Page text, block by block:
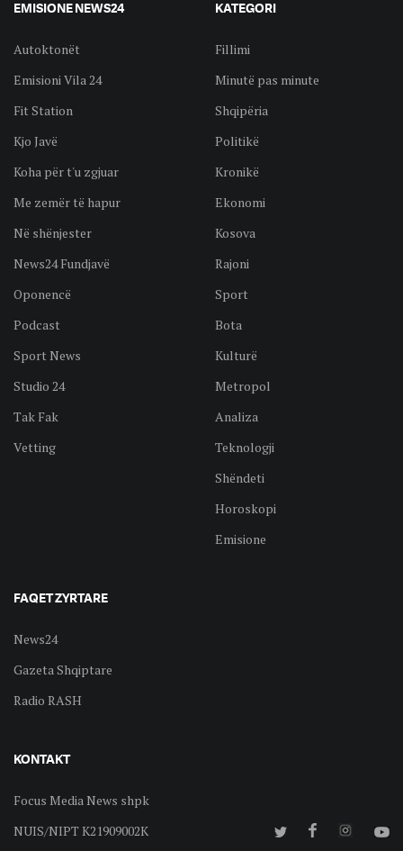
EMISIONE NEWS24
Autoktonët
Emisioni Vila 24
Fit Station
Kjo Javë
Koha për t'u zgjuar
Me zemër të hapur
Në shënjester
News24 Fundjavë
Oponencë
Podcast
Sport News
Studio 24
Tak Fak
Vetting
KATEGORI
Fillimi
Minutë pas minute
Shqipëria
Politikë
Kronikë
Ekonomi
Kosova
Rajoni
Sport
Bota
Kulturë
Metropol
Analiza
Teknologji
Shëndeti
Horoskopi
Emisione
FAQET ZYRTARE
News24
Gazeta Shqiptare
Radio RASH
KONTAKT
Focus Media News shpk
NUIS/NIPT K21909002K